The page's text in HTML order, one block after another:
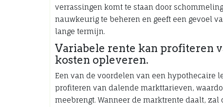
verrassingen komt te staan door
nauwkeurig te beheren en geeft een gevoel
lange termijn.
Variabele rente kan profiteren
kosten opleveren.
Een van de voordelen van een hypothecaire
profiteren van dalende markttarieven,
meebrengt. Wanneer de marktrente daalt,